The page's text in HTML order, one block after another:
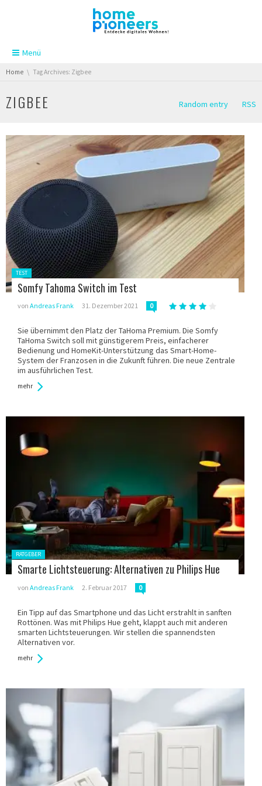
Skip navigation
Menü
You are here:
Home Tag Archives: Zigbee
ZIGBEE Random entry RSS
Gepostet
in:
TEST
Somfy Tahoma Switch im Test
von Andreas Frank 31. Dezember 2021 0
Sie übernimmt den Platz der TaHoma Premium. Die Somfy
TaHoma Switch soll mit günstigerem Preis, einfacherer
Bedienung und HomeKit-Unterstützung das Smart-Home-
System der Franzosen in die Zukunft führen. Die neue Zentrale
im ausführlichen Test.
mehr
Gepostet
in:
RATGEBER
Smarte Lichtsteuerung: Alternativen zu Philips Hue
von Andreas Frank 2. Februar 2017 0
Ein Tipp auf das Smartphone und das Licht erstrahlt in sanften
Rottönen. Was mit Philips Hue geht, klappt auch mit anderen
smarten Lichtsteuerungen. Wir stellen die spannendsten
Alternativen vor.
mehr